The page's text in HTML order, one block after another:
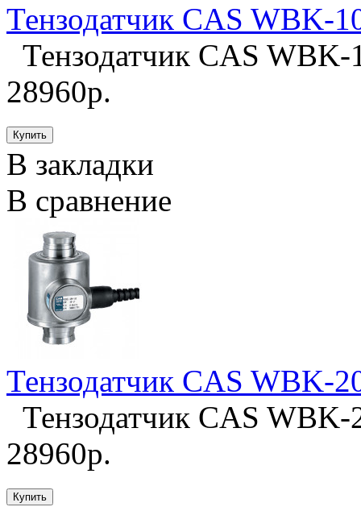
Тензодатчик CAS WBK-
Тензодатчик CAS
28960р.
В закладки
В сравнение
Тензодатчик CAS WBK-
Тензодатчик CAS
28960р.